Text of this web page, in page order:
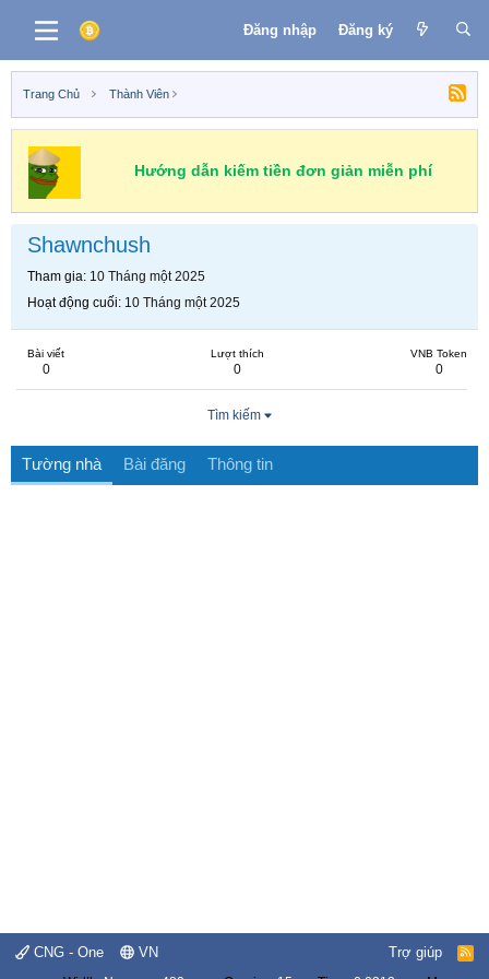
Đăng nhập Đăng ký
Trang Chủ Thành Viên
Hướng dẫn kiếm tiền đơn giản miễn phí
Shawnchush
Tham gia 10 Tháng một 2025
Hoạt động cuối 10 Tháng một 2025
Bài viết
0
Lượt thích
0
VNB Token
0
Tìm kiếm
Tường nhà Bài đăng Thông tin
CNG - One VN Trợ giúp
R